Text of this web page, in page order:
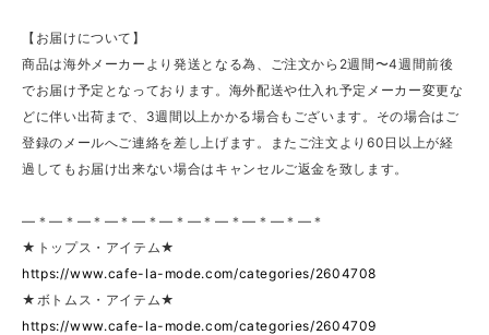
【お届けについて】
商品は海外メーカーより発送となる為、ご注文から2週間〜4週間前後
でお届け予定となっております。海外配送や仕入れ予定メーカー変更な
どに伴い出荷まで、3週間以上かかる場合もございます。その場合はご
登録のメールへご連絡を差し上げます。またご注文より60日以上が経
過してもお届け出来ない場合はキャンセルご返金を致します。
—＊—＊—＊—＊—＊—＊—＊—＊—＊—＊—＊
★トップス・アイテム★
https://www.cafe-la-mode.com/categories/2604708
★ボトムス・アイテム★
https://www.cafe-la-mode.com/categories/2604709